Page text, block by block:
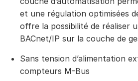
et une régulation optimisées
offre la possibilité de réaliser
BACnet/IP sur la couche de
Sans tension d’alimentation
compteurs M-Bus